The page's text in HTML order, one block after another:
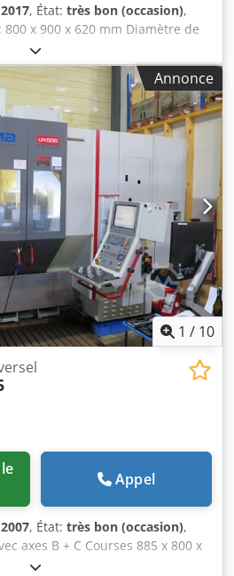
2017, État: très bon (occasion),
800 x 900 x 620 mm Diamètre de
pour broche : HSK63 Vitesses
Changement d’outil :
HEIDENHAIN iTNC 640
la broche Divers accessoires
Dsdpfx Aljlhqz Uefjck
Annonce
1 / 10
Appel
2007, État: très bon (occasion),
axes B + C Courses 885 x 800 x
table 600 x 500 mm Table